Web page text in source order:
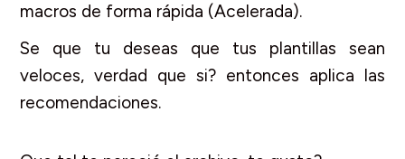
macros de forma rápida (Acelerada).
Se que tu deseas que tus plantillas sean
veloces, verdad que si? entonces aplica las
recomendaciones.